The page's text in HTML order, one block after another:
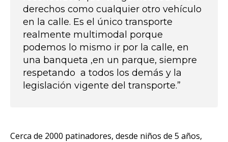
derechos como cualquier otro vehículo
en la calle. Es el único transporte
realmente multimodal porque
podemos lo mismo ir por la calle, en
una banqueta ,en un parque, siempre
respetando a todos los demás y la
legislación vigente del transporte.”
Cerca de 2000 patinadores, desde niños de 5 años,